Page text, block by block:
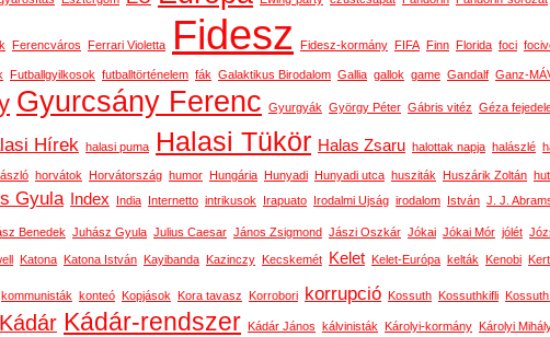
Ferencváros Ferrari Violetta Fidesz Fidesz-kormány FIFA Finn Florida foci
Futballgyilkosok futballtörténelem fák Galaktikus Birodalom Gallia gallok game Gandalf Ganz-
Gyurcsány Ferenc Gyurgyák György Péter Gábris vitéz Géza
Hírek halasi puma Halasi Tükör Halas Zsaru halottak napja halászlé
horvátok Horvátország humor Hungária Hunyadi Hunyadi utca husziták Huszárik Zoltán
Gyula Index India Internetto intrikusok Irapuato Irodalmi Ujság irodalom István J. J.
Benedek Juhász Gyula Julius Caesar János Zsigmond Jászi Oszkár Jókai Jókai Mór jólét
Katona Katona István Kayibanda Kazinczy Kecskemét Kelet Kelet-Európa kelták Kenobi
kommunisták konteó Kopjások Kora tavasz Korrobori korrupció Kossuth Kossuthkifli
Kádár Kádár-rendszer Kádár János kálvinisták Károlyi-kormány Károlyi